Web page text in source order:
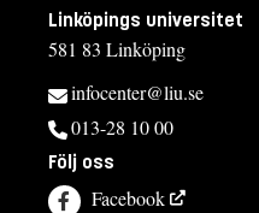
Linköpings universitet
581 83 Linköping
infocenter@liu.se
013-28 10 00
Följ oss
Facebook